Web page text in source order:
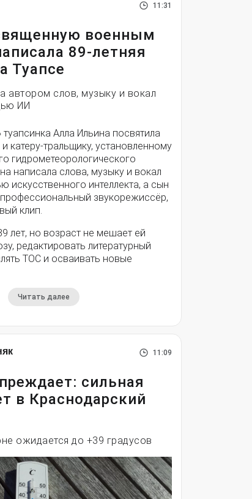
11:31
военным
89-летняя
Туапсе
автором слов, музыку и вокал
ИИ
Алла Ильина посвятила
катеру-тральщику, установленному
гидрометеорологического
написала слова, музыку и вокал
искусственного интеллекта, а сын
звукорежиссёр,
клип.
лет, но возраст не мешает ей
редактировать литературный
ТОС и осваивать новые
Читать далее
11:09
сильная
в Краснодарский
ожидается до +39 градусов